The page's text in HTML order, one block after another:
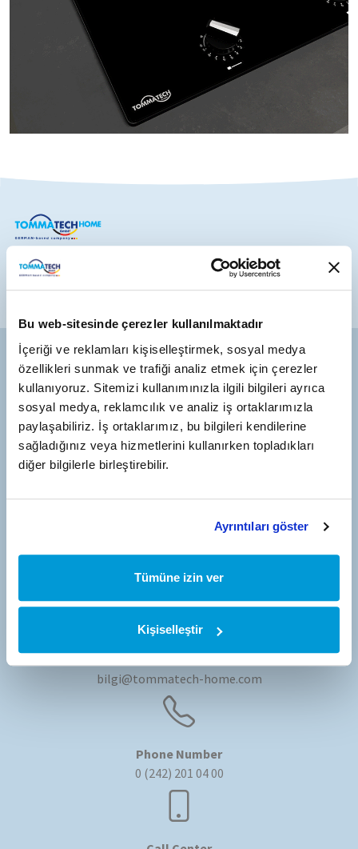
Bu web-sitesinde çerezler kullanılmaktadır
İçeriği ve reklamları kişiselleştirmek, sosyal medya
özellikleri sunmak ve trafiği analiz etmek için çerezler
kullanıyoruz. Sitemizi kullanımınızla ilgili bilgileri ayrıca
sosyal medya, reklamcılık ve analiz iş ortaklarımızla
paylaşabiliriz. İş ortaklarımız, bu bilgileri kendilerine
sağladığınız veya hizmetlerini kullanırken topladıkları
diğer bilgilerle birleştirebilir.
Ayrıntıları göster
Tümüne izin ver
Kişiselleştir
TommaTech Home Lifestyle Technologies
Turkey Address
Antalya Organized Industrial Zone 3rd Section 35th Street
No:2 Antalya/Türkiye
Munich/Germany
E-Mail Address
bilgi@tommatech-home.com
Phone Number
0 (242) 201 04 00